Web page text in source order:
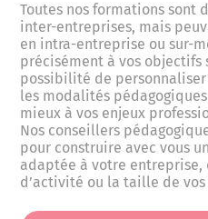
Toutes nos formations sont
inter-entreprises, mais
en intra-entreprise ou sur-
précisément à vos objectifs
possibilité de
les modalités
mieux à vos enjeux
Nos conseillers
pour construire avec vous
adaptée à votre
d’activité ou la taille de